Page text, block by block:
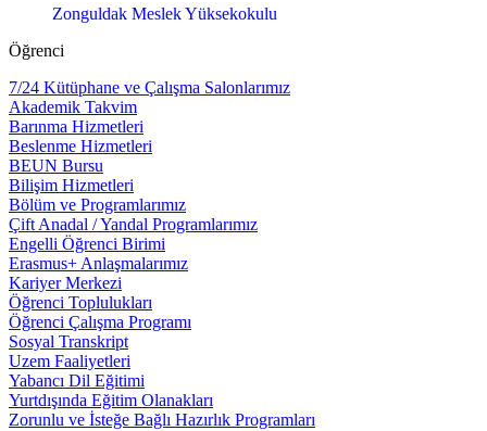
Zonguldak Meslek Yüksekokulu
Öğrenci
7/24 Kütüphane ve Çalışma Salonlarımız
Akademik Takvim
Barınma Hizmetleri
Beslenme Hizmetleri
BEUN Bursu
Bilişim Hizmetleri
Bölüm ve Programlarımız
Çift Anadal / Yandal Programlarımız
Engelli Öğrenci Birimi
Erasmus+ Anlaşmalarımız
Kariyer Merkezi
Öğrenci Toplulukları
Öğrenci Çalışma Programı
Sosyal Transkript
Uzem Faaliyetleri
Yabancı Dil Eğitimi
Yurtdışında Eğitim Olanakları
Zorunlu ve İsteğe Bağlı Hazırlık Programları